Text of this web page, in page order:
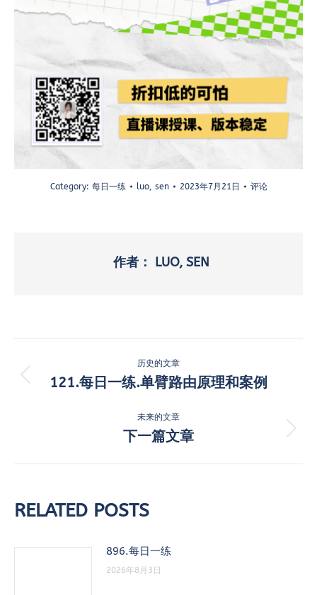
Category: 每日一练 luo, sen 2023年7月21日 评论
作者： LUO, SEN
章
历史的文章
历
的
文
章：
121.每日一练.单臂路由原理和案例
未来的文章
未
的
下一篇文章
RELATED POSTS
896.每日一练
2026年8月3日